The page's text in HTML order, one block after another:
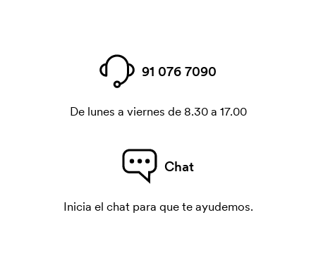
91 076 7090
De lunes a viernes de 8.30 a 17.00
Chat
Inicia el chat para que te ayudemos.